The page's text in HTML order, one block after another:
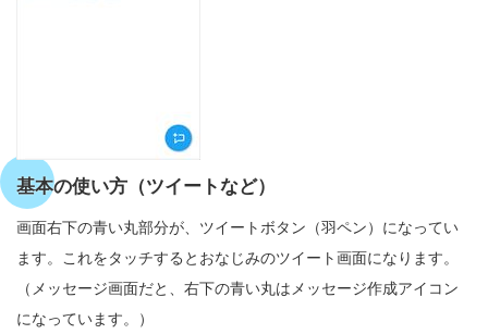
基本の使い方（ツイートなど）
画面右下の青い丸部分が、ツイートボタン（羽ペン）になってい
ます。これをタッチするとおなじみのツイート画面になります。
（メッセージ画面だと、右下の青い丸はメッセージ作成アイコン
になっています。）